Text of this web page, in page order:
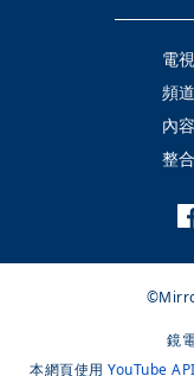
電
頻
內
整
鏡
本網頁使用 YouTube